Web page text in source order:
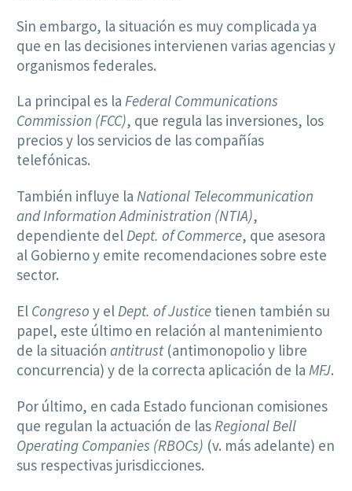
Sin embargo, la situación es muy complicada ya
que en las decisiones intervienen varias agencias y
organismos federales.
La principal es la Federal Communications
Commission (FCC), que regula las inversiones, los
precios y los servicios de las compañías
telefónicas.
También influye la National Telecommunication
and Information Administration (NTIA),
dependiente delDept. of Commerce, que asesora
al Gobierno y emite recomendaciones sobre este
sector.
El Congreso y elDept. of Justice tienen también su
papel, este último en relación al mantenimiento
de la situación antitrust(antimonopolio y libre
concurrencia) y de la correcta aplicación de la MFJ.
Por último, en cada Estado funcionan comisiones
que regulan la actuación de lasRegional Bell
Operating Companies (RBOCs) (v. más adelante) en
sus respectivas jurisdicciones.